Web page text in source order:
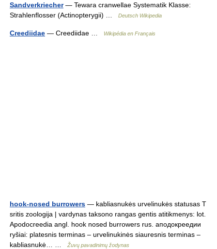
Sandverkriecher— Tewara cranwellae Systematik Klasse:
Strahlenflosser (Actinopterygii) …
Deutsch Wikipedia
Creediidae — Creediidae … Wikipédia en Français
hook-nosed burrowers — kabliasnukės urvelinukės statusas T
sritis zoologija | vardynas taksono rangas gentis atitikmenys: lot.
Apodocreedia angl. hook nosed burrowers rus. аподокреедии
ryšiai: platesnis terminas – urvelinukinės siauresnis terminas –
kabliasnukė… …
Žuvų pavadinimų žodynas